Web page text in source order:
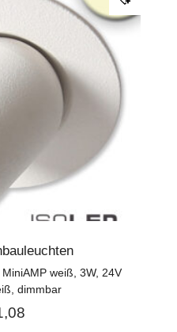
weiß, 3W, 24V
dimmbar